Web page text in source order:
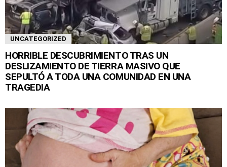
UNCATEGORIZED
HORRIBLE DESCUBRIMIENTO TRAS UN
DESLIZAMIENTO DE TIERRA MASIVO QUE
SEPULTÓ A TODA UNA COMUNIDAD EN UNA
TRAGEDIA